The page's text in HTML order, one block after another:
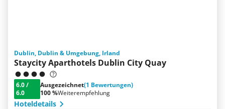
Dublin, Dublin & Umgebung, Irland
Staycity Aparthotels Dublin City Quay
6.0/
6.0
Ausgezeichnet(1 Bewertungen)
100 %Weiterempfehlung
Hoteldetails